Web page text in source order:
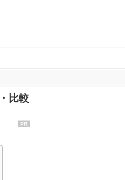
比較
PR